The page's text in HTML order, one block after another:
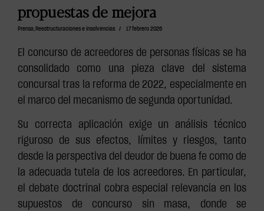
propuestas de mejora
Prensa, Reestructuraciones e insolvencias / 17 febrero 2026
El concurso de acreedores de personas físicas se ha
consolidado como una pieza clave del sistema
concursal tras la reforma de 2022, especialmente en
el marco del mecanismo de segunda oportunidad.
Su correcta aplicación exige un análisis técnico
riguroso de sus efectos, límites y riesgos, tanto
desde la perspectiva del deudor de buena fe como de
la adecuada tutela de los acreedores. En particular,
el debate doctrinal cobra especial relevancia en los
supuestos de concurso sin masa, donde se